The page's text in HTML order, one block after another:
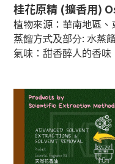
桂花原精 (擴香用)
植物來源： 華南地區
蒸餾方式及部分: 水蒸
氣味：甜香醉人的香味